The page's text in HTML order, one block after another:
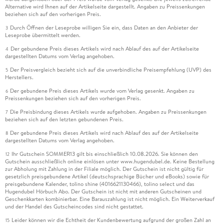
Alternative wird Ihnen auf der Artikelseite dargestellt. Angaben zu Preissenkungen
beziehen sich auf den vorherigen Preis.
3 Durch Öffnen der Leseprobe willigen Sie ein, dass Daten an den Anbieter der
Leseprobe übermittelt werden.
4 Der gebundene Preis dieses Artikels wird nach Ablauf des auf der Artikelseite
dargestellten Datums vom Verlag angehoben.
5 Der Preisvergleich bezieht sich auf die unverbindliche Preisempfehlung (UVP) des
Herstellers.
6 Der gebundene Preis dieses Artikels wurde vom Verlag gesenkt. Angaben zu
Preissenkungen beziehen sich auf den vorherigen Preis.
7 Die Preisbindung dieses Artikels wurde aufgehoben. Angaben zu Preissenkungen
beziehen sich auf den letzten gebundenen Preis.
8 Der gebundene Preis dieses Artikels wird nach Ablauf des auf der Artikelseite
dargestellten Datums vom Verlag angehoben.
12 Ihr Gutschein SOMMER13 gilt bis einschließlich 10.08.2026. Sie können den
Gutschein ausschließlich online einlösen unter www.hugendubel.de. Keine Bestellung
zur Abholung mit Zahlung in der Filiale möglich. Der Gutschein ist nicht gültig für
gesetzlich preisgebundene Artikel (deutschsprachige Bücher und eBooks) sowie für
preisgebundene Kalender, tolino shine (4016621130466), tolino select und das
Hugendubel Hörbuch Abo. Der Gutschein ist nicht mit anderen Gutscheinen und
Geschenkkarten kombinierbar. Eine Barauszahlung ist nicht möglich. Ein Weiterverkauf
und der Handel des Gutscheincodes sind nicht gestattet.
15 Leider können wir die Echtheit der Kundenbewertung aufgrund der großen Zahl an